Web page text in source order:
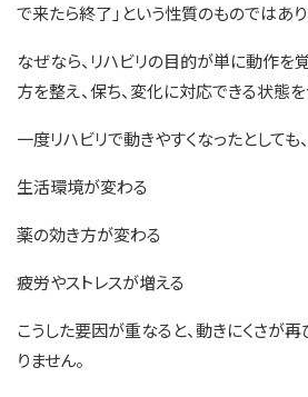
で来たら終了」という性質のものではあり
なぜなら、リハビリの目的が単に動作を
方を整え、保ち、変化に対応できる状態を
一度リハビリで動きやすくなったとしても、
生活環境が変わる
薬の効き方が変わる
疲労やストレスが増える
こうした要因が重なると、動きにくさが
りません。